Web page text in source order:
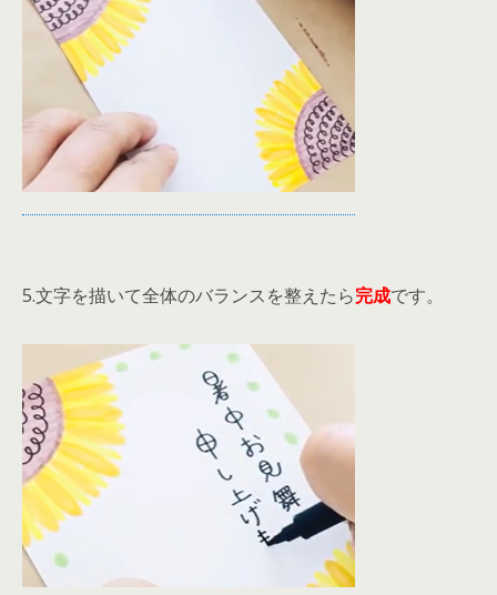
5.文字を描いて全体のバランスを整えたら完成です。